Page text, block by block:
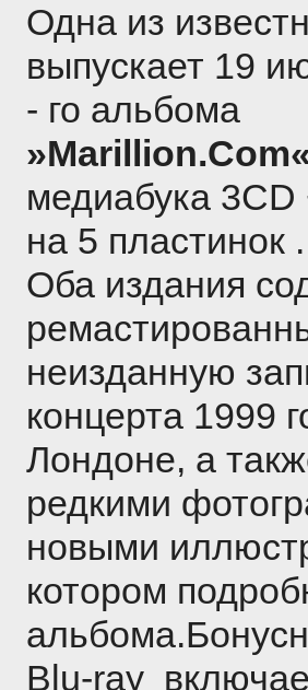
Одна из
выпускает 19
- го альбома
медиабука 3CD
на 5 пластинок .
Оба издания
неизданную
концерта 1999
Лондоне, а
редкими
новыми
котором
Blu-ray